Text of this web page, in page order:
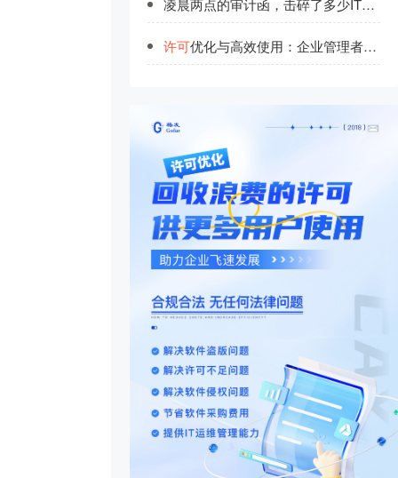
凌晨两点的审计函，击碎了多少IT人的安稳觉？
许可优化与高效使用：企业管理者的必修课